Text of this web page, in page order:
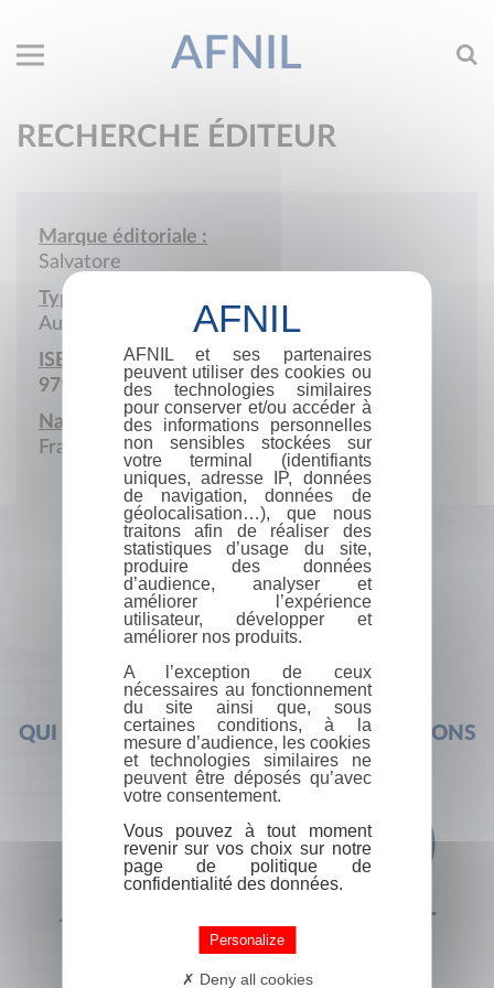
AFNIL
RECHERCHE ÉDITEUR
Marque éditoriale :
Salvatore
Type de société :
Auto-édition
ISBN :
979-10-986538
Nationalité :
France
QUI SOMMES-NOUS ? FOIRE AUX QUESTIONS
+33 (0) 1 44 41 29 19 CONTACT
AFNIL et ses partenaires
peuvent utiliser des cookies ou
des technologies similaires
pour conserver et/ou accéder à
des informations personnelles
non sensibles stockées sur
votre terminal (identifiants
uniques, adresse IP, données
de navigation, données de
géolocalisation…), que nous
traitons afin de réaliser des
statistiques d’usage du site,
produire des données
d’audience, analyser et
améliorer l’expérience
utilisateur, développer et
améliorer nos produits.
A l’exception de ceux
nécessaires au fonctionnement
du site ainsi que, sous
certaines conditions, à la
mesure d’audience, les cookies
et technologies similaires ne
peuvent être déposés qu’avec
votre consentement.
Vous pouvez à tout moment
revenir sur vos choix sur notre
page de politique de
confidentialité des données.
Personalize
Deny all cookies